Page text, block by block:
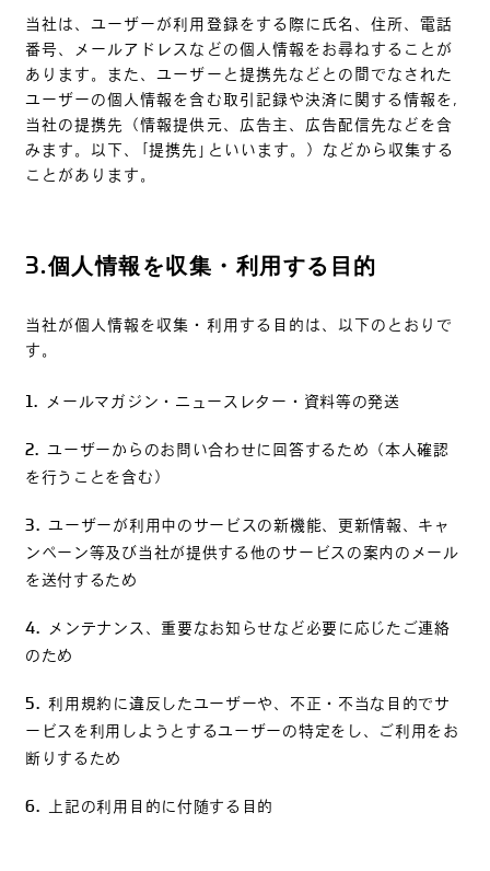
当社は、ユーザーが利用登録をする際に氏名、住所、電話
番号、メールアドレスなどの個人情報をお尋ねすることが
あります。また、ユーザーと提携先などとの間でなされた
ユーザーの個人情報を含む取引記録や決済に関する情報を,
当社の提携先（情報提供元、広告主、広告配信先などを含
みます。以下、｢提携先｣といいます。）などから収集する
ことがあります。
3.個人情報を収集・利用する目的
当社が個人情報を収集・利用する目的は、以下のとおりで
す。
メールマガジン・ニュースレター・資料等の発送
ユーザーからのお問い合わせに回答するため（本人確認
を行うことを含む）
ユーザーが利用中のサービスの新機能、更新情報、キャ
ンペーン等及び当社が提供する他のサービスの案内のメール
を送付するため
メンテナンス、重要なお知らせなど必要に応じたご連絡
のため
利用規約に違反したユーザーや、不正・不当な目的でサ
ービスを利用しようとするユーザーの特定をし、ご利用をお
断りするため
上記の利用目的に付随する目的